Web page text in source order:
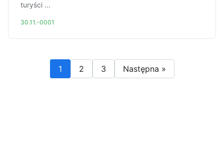
turyści ...
30.11.-0001
1 2 3 Następna »